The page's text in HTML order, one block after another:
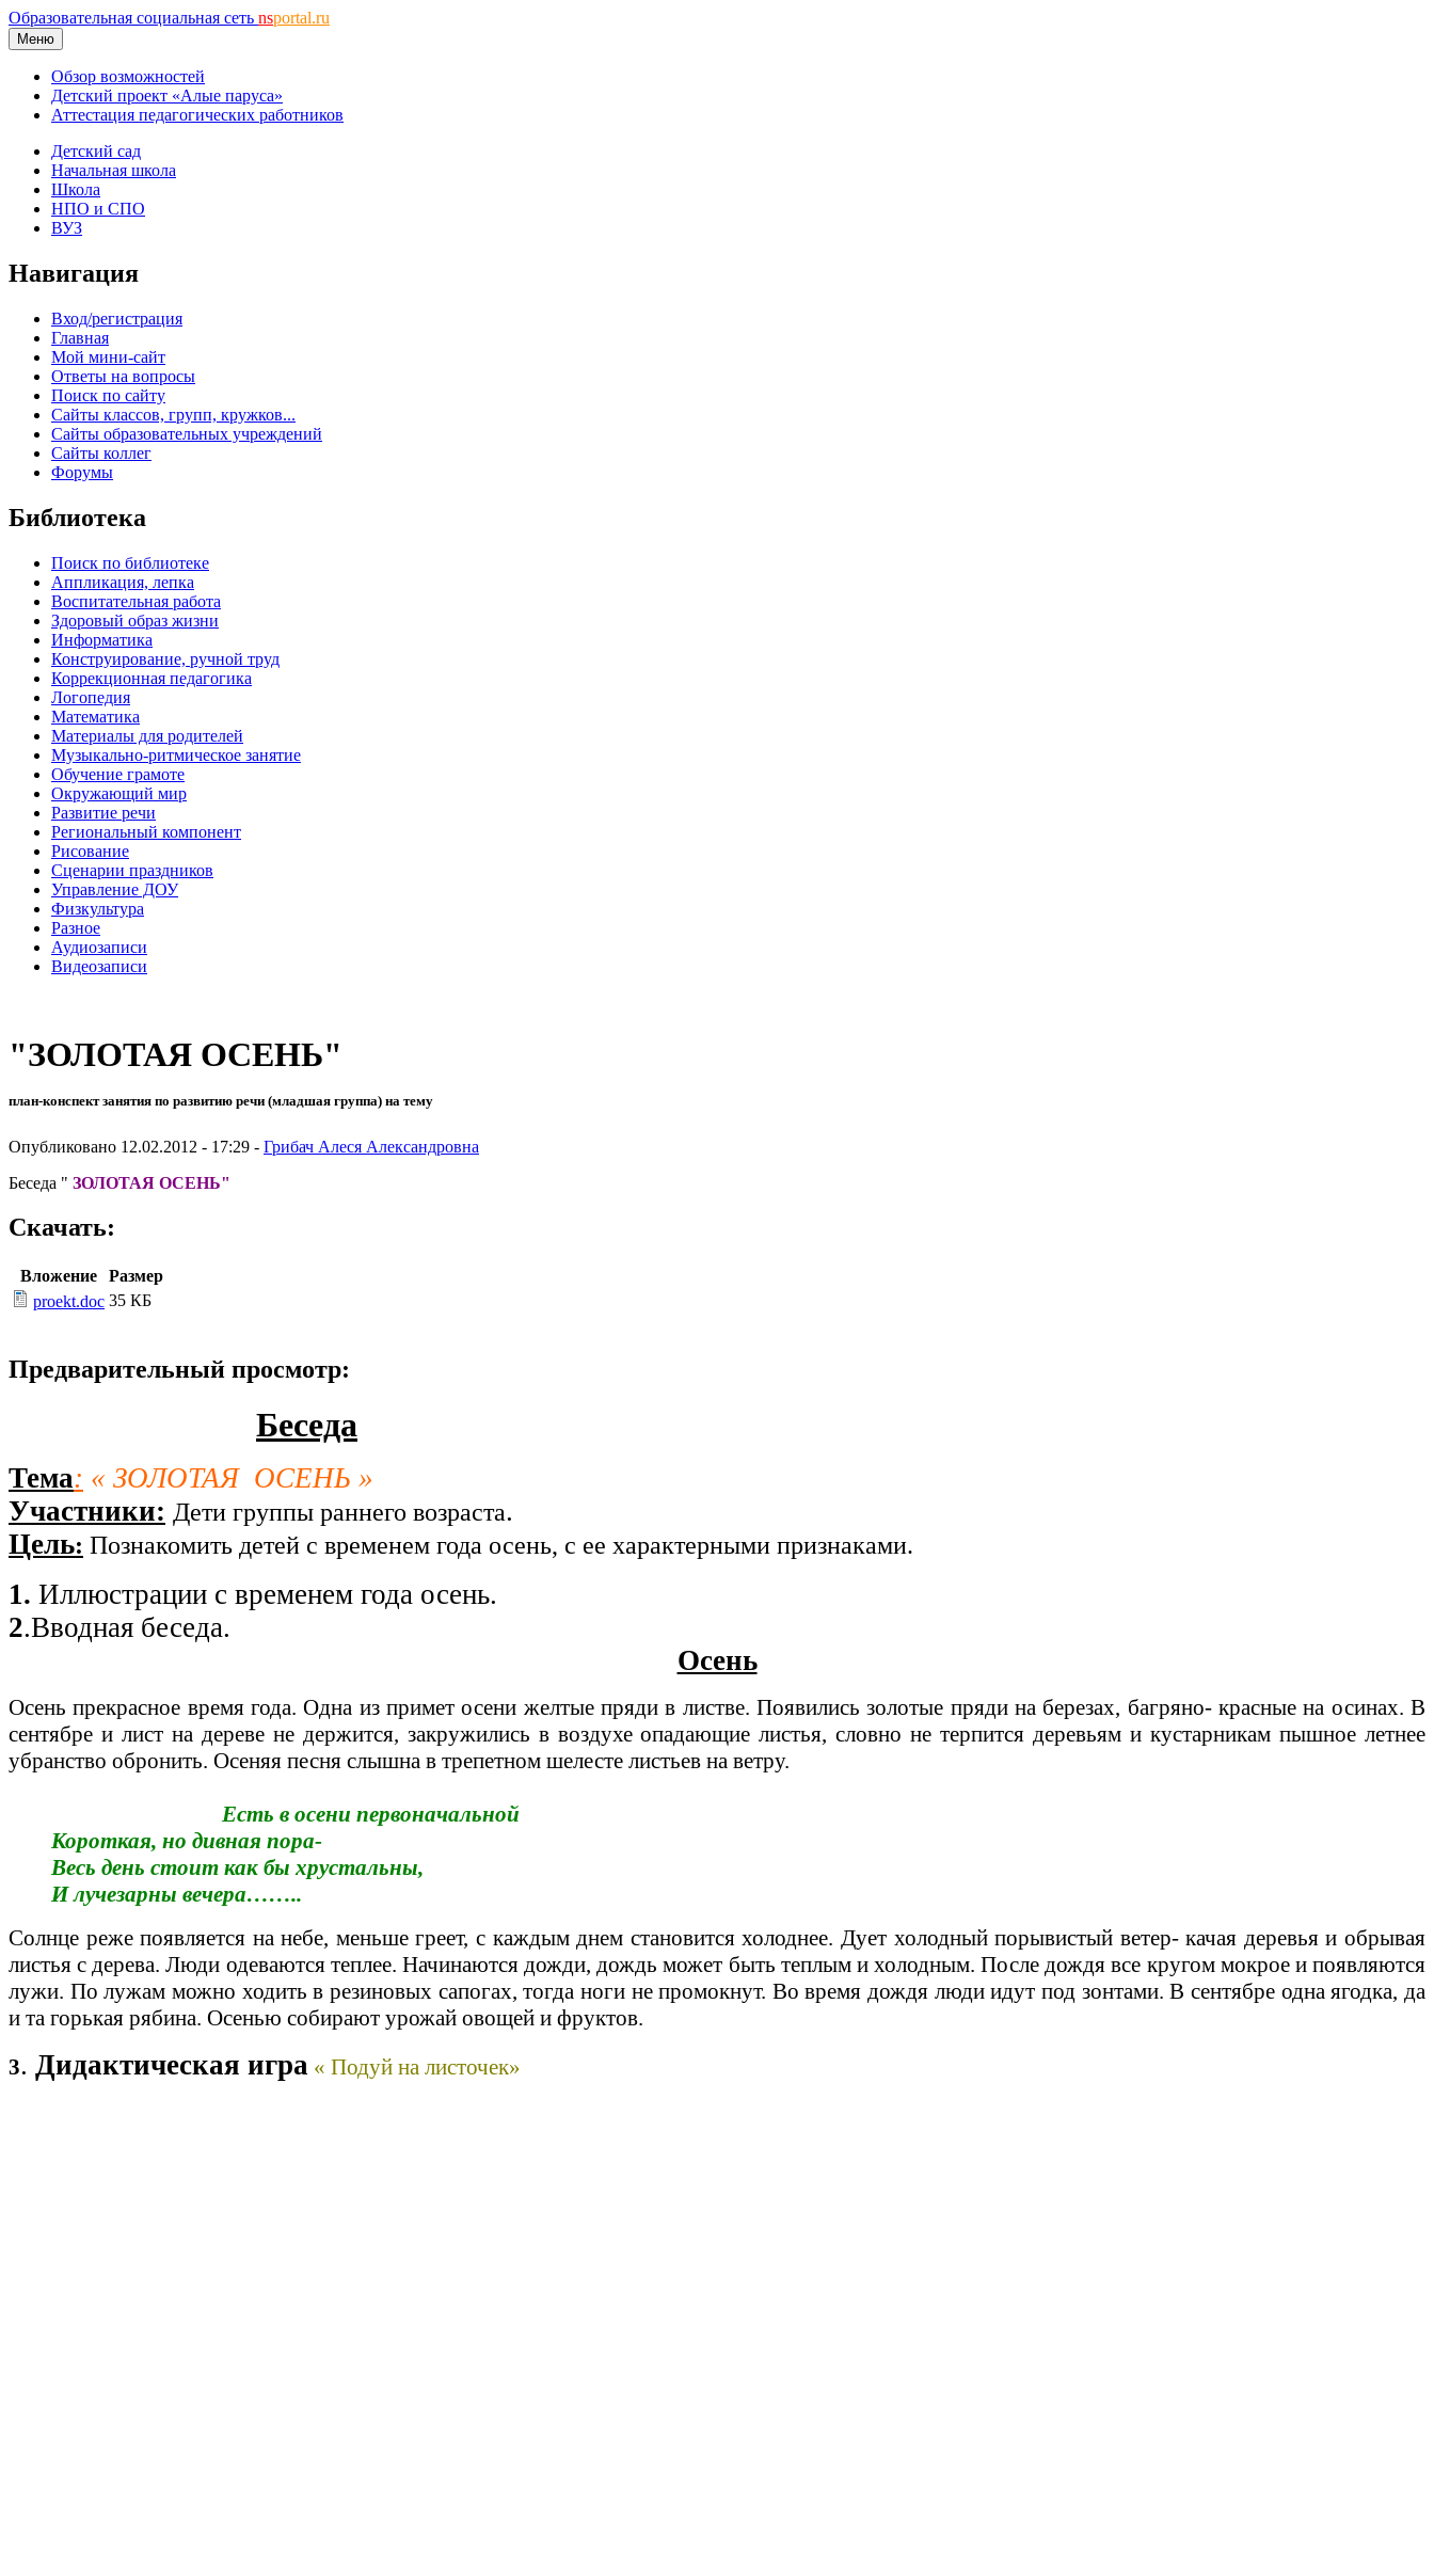
Образовательная социальная сеть nsportal.ru
Меню
Обзор возможностей
Детский проект «Алые паруса»
Аттестация педагогических работников
Детский сад
Начальная школа
Школа
НПО и СПО
ВУЗ
Навигация
Вход/регистрация
Главная
Мой мини-сайт
Ответы на вопросы
Поиск по сайту
Сайты классов, групп, кружков...
Сайты образовательных учреждений
Сайты коллег
Форумы
Библиотека
Поиск по библиотеке
Аппликация, лепка
Воспитательная работа
Здоровый образ жизни
Информатика
Конструирование, ручной труд
Коррекционная педагогика
Логопедия
Математика
Материалы для родителей
Музыкально-ритмическое занятие
Обучение грамоте
Окружающий мир
Развитие речи
Региональный компонент
Рисование
Сценарии праздников
Управление ДОУ
Физкультура
Разное
Аудиозаписи
Видеозаписи
"ЗОЛОТАЯ ОСЕНЬ"
план-конспект занятия по развитию речи (младшая группа) на тему
Опубликовано 12.02.2012 - 17:29 - Грибач Алеся Александровна
Беседа " ЗОЛОТАЯ ОСЕНЬ"
Скачать:
Вложение
Размер
proekt.doc 35 КБ
Предварительный просмотр:
Беседа
Тема: « ЗОЛОТАЯ ОСЕНЬ »
Участники: Дети группы раннего возраста.
Цель: Познакомить детей с временем года осень, с ее характерными признаками.
1. Иллюстрации с временем года осень.
2.Вводная беседа.
Осень
Осень прекрасное время года. Одна из примет осени желтые пряди в листве. Появились золотые пряди на березах, багряно- красные на осинах. В
сентябре и лист на дереве не держится, закружились в воздухе опадающие листья, словно не терпится деревьям и кустарникам пышное летнее
убранство обронить. Осеняя песня слышна в трепетном шелесте листьев на ветру.
Есть в осени первоначальной
Короткая, но дивная пора-
Весь день стоит как бы хрустальны,
И лучезарны вечера……..
Солнце реже появляется на небе, меньше греет, с каждым днем становится холоднее. Дует холодный порывистый ветер- качая деревья и обрывая
листья с дерева. Люди одеваются теплее. Начинаются дожди, дождь может быть теплым и холодным. После дождя все кругом мокрое и появляются
лужи. По лужам можно ходить в резиновых сапогах, тогда ноги не промокнут. Во время дождя люди идут под зонтами. В сентябре одна ягодка, да
и та горькая рябина. Осенью собирают урожай овощей и фруктов.
3. Дидактическая игра « Подуй на листочек»